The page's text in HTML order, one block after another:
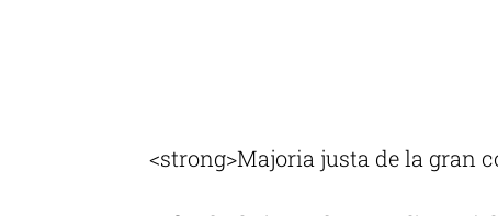
<strong>Majoria justa de la gran